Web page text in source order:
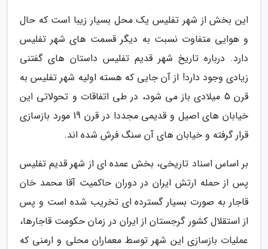
این بخش از شهر تفلیس یک محل بسیار زیبا است که حال
و هوایی متفاوت نسبت به دیگر قسمت های شهر تفلیس
دارد. درباره تاریخ شهر قدیم تفلیس داستان های گفتنی
زیادی وجود دارد! از آن جایی که هسته اولیه شهر تفلیس به
قرن 5 میلادی باز می شود، در طی اتفاقات و تحولاتی این
خیابان های اصیل و قدیمی مجددا در قرن 19 مورد بازسازی
قرار گرفته و خیابان های آن سنگ فرش شده اند.
بر اساس اسناد تاریخی، بخش عمده ای از شهر قدیم تفلیس
پس از حمله ارتش ایران در دوران حاکمیت آقا محمد خان
قاجار به صورت بسیار گسترده ای تخریب شده است و پس
از استقلال کشور گرجستان از ایران در زمان حکومت قاجارها،
عملیات بازسازی این شهر توسط معماران محلی و ارمنی که